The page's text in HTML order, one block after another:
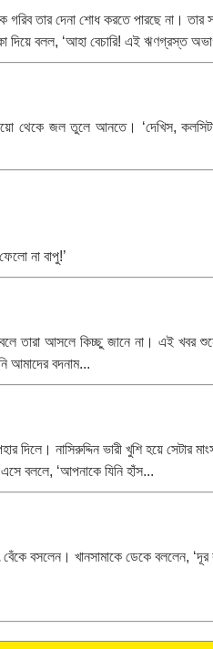
তার দেনা শোধ করতে পারছে না। তার
দিয়ে বলল, ‘আহা বেচারি! এই ঋণগ্রস্ত
থেকে জল তুলে আনতে। ‘দেখিস,
না বাপু!’
বলে তারা আসলে কিচ্ছু জানে না। এই খবর
আমাদের বদনাম...
দিলে। নাসিরুদ্দিন ভারী খুশি হয়ে সেটার
বললে, ‘আপনাকে যিনি হাঁস...
বেঁকে বসলেন। খানসামাকে ডেকে বললেন,